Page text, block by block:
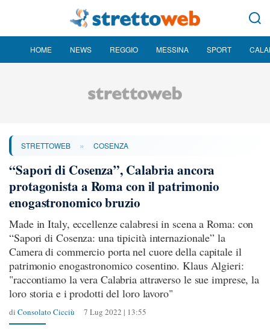
HOME NEWS REGGIO MESSINA SPORT
STRETTOWEB » COSENZA
“Sapori di Cosenza”, Calabria ancora
protagonista a Roma con il patrimonio
enogastronomico bruzio
Made in Italy, eccellenze calabresi in scena a Roma: con
“Sapori di Cosenza: una tipicità internazionale” la
Camera di commercio porta nel cuore della capitale il
patrimonio enogastronomico cosentino. Klaus Algieri:
"raccontiamo la vera Calabria attraverso le sue imprese, la
loro storia e i prodotti del loro lavoro"
di Consolato Cicciù 7 Lug 2022 | 13:55